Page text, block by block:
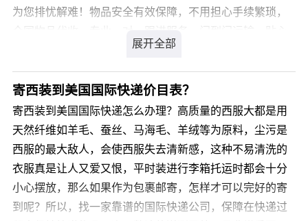
优势：平均时效稳定，清关能力强，附加费少，丢包率
21kg内小货→首选
超大件货物→首选 UPS 计费重：实重与材积重取大者，材
积重=长*宽*高/5000
尺寸/重量限制：单边>151cm ，第二边>76cm ，单件实重
>32kg 有附加费产生
优势：欧美航班多 清关强 21kg+ 运费便宜
缺点：对货物包装要求高，附加费多 操作仓库较小易爆仓
为您排忧解难！物品安全有效保障，不用担心手续繁琐，
又省心！ 如果您对于电吹风寄国际快递到新加坡的价格有
所疑问，
您可以请登录我们官方网站 详细咨询，我司会有专业客服
为您解答，解决您电吹风寄国际快递到新加坡的疑虑。
寄西装到美国国际快递价目表？
寄西装到美国国际快递怎么办理？高质量的西服大都是用
天然纤维如羊毛、蚕丝、马海毛、羊绒等为原料，尘污是
西服的最大敌人，会使西服失去清新感，这种不易清洗的
衣服真是让人又爱又恨，平时装进行李箱托运时都会十分
小心摆放，那么如果作为包裹邮寄，怎样才可以完好的寄
到呢？所以，找一家靠谱的国际快递公司，保障在快递过